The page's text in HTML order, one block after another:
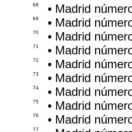
68 • Madrid
69 • Madrid
70 • Madrid
71 • Madrid
72 • Madrid
73 • Madrid
74 • Madrid
75 • Madrid
76 • Madrid
77